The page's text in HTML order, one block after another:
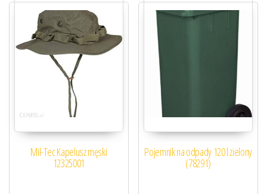
Mil-Tec Kapelusz męski
12325001
Pojemnik na odpady 120 l zielony
(78291)